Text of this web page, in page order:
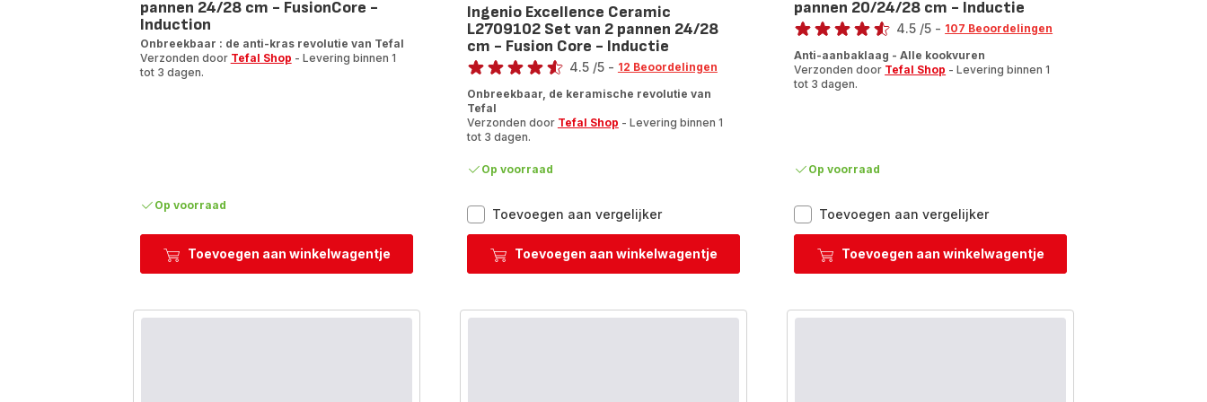
Toevoegen aan winkelwagentje
pannen 24/28 cm - FusionCore -
Induction
Onbreekbaar : de anti-kras revolutie van Tefal
Verzonden door Tefal Shop - Levering binnen 1
tot 3 dagen.
Op voorraad
Toevoegen aan vergelijkerIngenio
Excellence
Ceramic
2
Toevoegen aan winkelwagentje
Ingenio Excellence Ceramic
L2709102 Set van 2 pannen 24/28
cm - Fusion Core - Inductie
Beoordeling
4.5 /5 - 12 Beoordelingen
Onbreekbaar, de keramische revolutie van
Tefal
Verzonden door Tefal Shop - Levering binnen 1
tot 3 dagen.
Op voorraad
Toevoegen aan vergelijkerJamie
Oliver
E310S334
pannen
Toevoegen aan winkelwagentje
pannen 20/24/28 cm - Inductie
Beoordeling
4.5 /5 - 107 Beoordelingen
Anti-aanbaklaag - Alle kookvuren
Verzonden door Tefal Shop - Levering binnen 1
tot 3 dagen.
Op voorraad